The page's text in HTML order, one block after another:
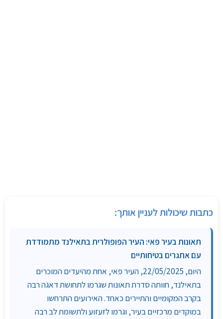
כתבות שיכולות לעניין אותך:
תאונות בעיר פאי: העיר הפופולרית בתאילנד מתמודדת
עם אתגרים בטיחותיים
היום, 22/05/2025, העיר פאי, אחת מהיעדים המוכרים
בתאילנד, חוותה סדרת תאונות שגרמו לתחושת דאגה רבה
בקרב המקומיים והתיירים כאחד. האירועים התרחשו
במוקדים מרכזיים בעיר, וגרמו לזעזוע ולתשומת לב רבה